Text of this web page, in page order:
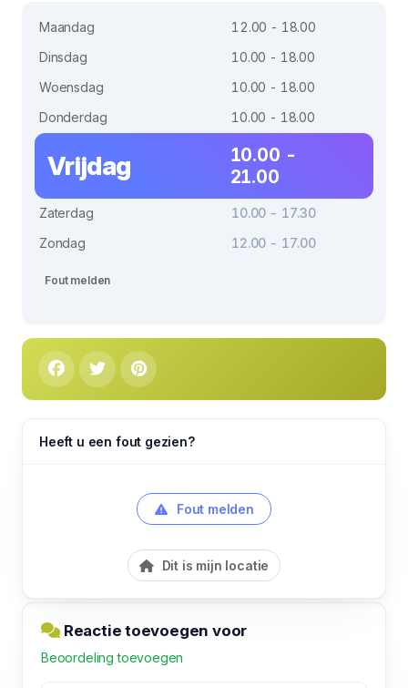
Maandag
12.00 - 18.00
Dinsdag
10.00 - 18.00
Woensdag
10.00 - 18.00
Donderdag
10.00 - 18.00
Vrijdag
10.00 -
21.00
Zaterdag
10.00 - 17.30
Zondag
12.00 - 17.00
Fout melden
Heeft u een fout gezien?
Fout melden
Dit is mijn locatie
Reactie toevoegen voor
Beoordeling toevoegen